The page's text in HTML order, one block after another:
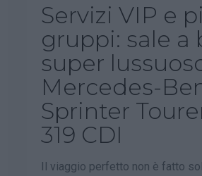
Servizi VIP e
gruppi: sale a
super
Mercedes-
Sprinter
319 CDI
Il viaggio perfetto non è fatto